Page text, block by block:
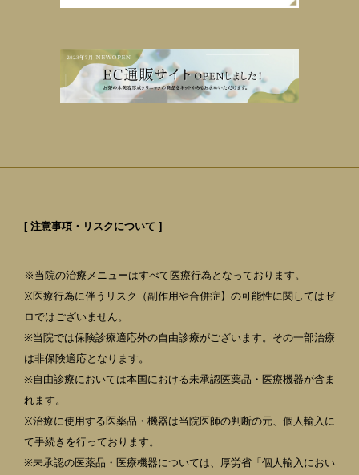
[ 注意事項・リスクについて ]
※当院の治療メニューはすべて医療行為となっております。
※医療行為に伴うリスク（副作用や合併症】の可能性に関してはゼ
ロではございません。
※当院では保険診療適応外の自由診療がございます。その一部治療
は非保険適応となります。
※自由診療においては本国における未承認医薬品・医療機器が含ま
れます。
※治療に使用する医薬品・機器は当院医師の判断の元、個人輸入に
て手続きを行っております。
※未承認の医薬品・医療機器については、厚労省「個人輸入におい